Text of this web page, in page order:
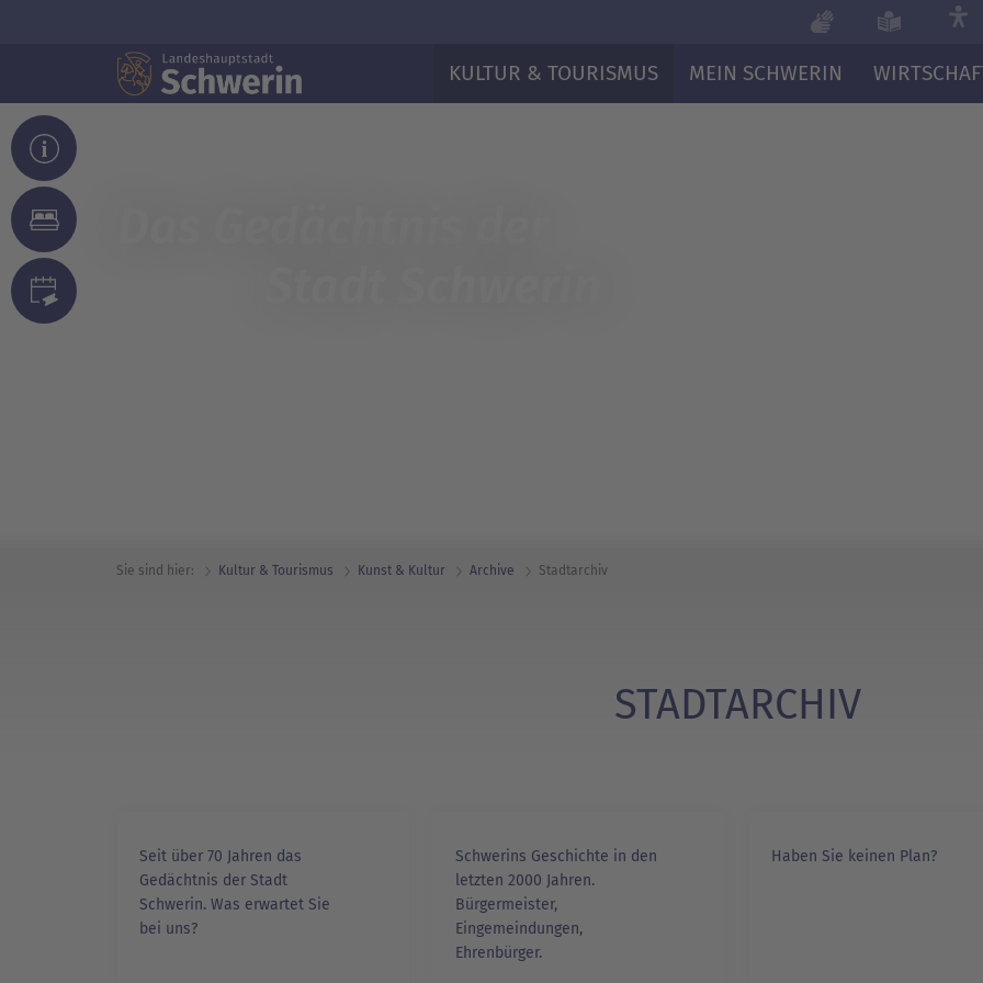
KULTUR & TOURISMUS MEIN SCHWERIN
Sie sind hier: Kultur & Tourismus Kunst & Kultur Archive Stadtarchiv
STADTARCHIV
Seit über 70 Jahren das
Gedächtnis der Stadt
Schwerin. Was erwartet Sie
bei uns?
Schwerins Geschichte in den
letzten 2000 Jahren.
Bürgermeister,
Eingemeindungen,
Ehrenbürger.
Haben Sie keinen Plan?